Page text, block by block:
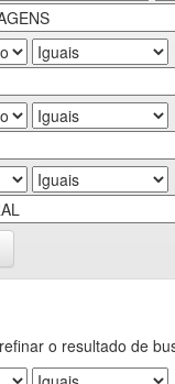
o resultado de